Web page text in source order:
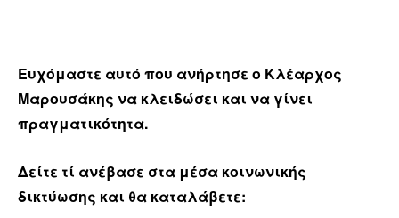
Ευχόμαστε αυτό που ανήρτησε ο Κλέαρχος
Μαρουσάκης να κλειδώσει και να γίνει
πραγματικότητα.
Δείτε τί ανέβασε στα μέσα κοινωνικής
δικτύωσης και θα καταλάβετε: